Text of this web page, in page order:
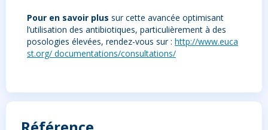
Pour en savoir plus sur cette avancée optimisant
l’utilisation des antibiotiques, particulièrement à des
posologies élevées, rendez-vous sur : http://www.euca
st.org/ documentations/consultations/